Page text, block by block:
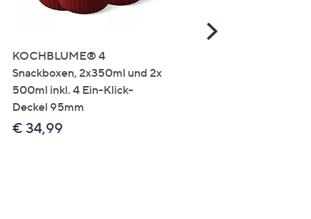
KOCHBLUME® 4
Snackboxen, 2x350ml und 2x
500ml inkl. 4 Ein-Klick-
Deckel 95mm
€ 34,99
Scroll